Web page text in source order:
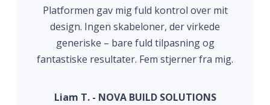
Platformen gav mig fuld kontrol over mit
design. Ingen skabeloner, der virkede
generiske – bare fuld tilpasning og
fantastiske resultater. Fem stjerner fra mig.
Liam T. - NOVA BUILD SOLUTIONS